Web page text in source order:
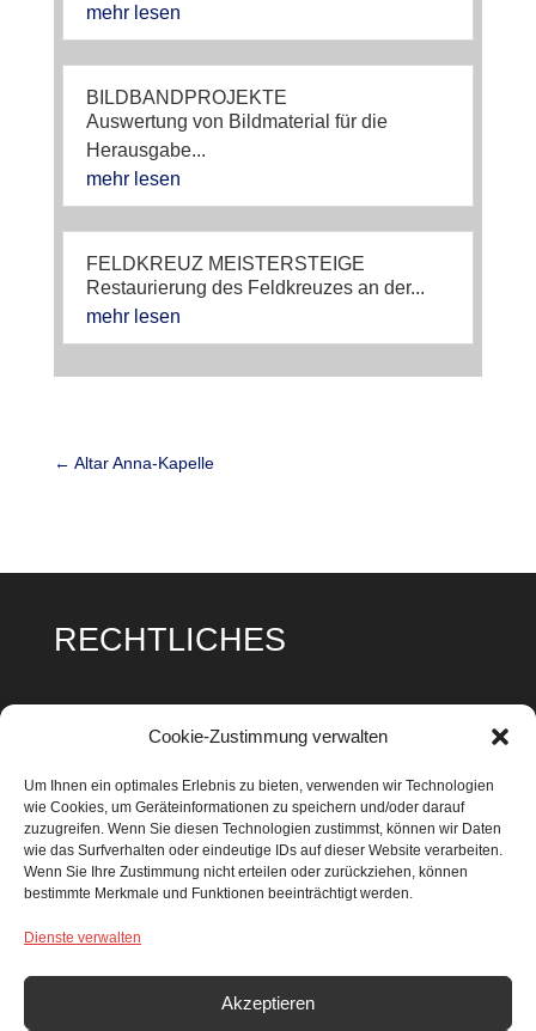
Cookie-Zustimmung verwalten
Um Ihnen ein optimales Erlebnis zu bieten, verwenden wir Technologien
wie Cookies, um Geräteinformationen zu speichern und/oder darauf
zuzugreifen. Wenn Sie diesen Technologien zustimmst, können wir Daten
wie das Surfverhalten oder eindeutige IDs auf dieser Website verarbeiten.
Wenn Sie Ihre Zustimmung nicht erteilen oder zurückziehen, können
bestimmte Merkmale und Funktionen beeinträchtigt werden.
Dienste verwalten
Akzeptieren
mehr lesen
BILDBANDPROJEKTE
Auswertung von Bildmaterial für die
Herausgabe...
mehr lesen
FELDKREUZ MEISTERSTEIGE
Restaurierung des Feldkreuzes an der...
mehr lesen
← Altar Anna-Kapelle
RECHTLICHES
Datenschutz
Cookie Richtlinie
SUCHEN & FINDEN
Search Button